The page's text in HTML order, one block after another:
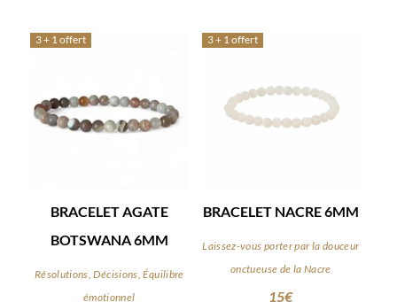
3 + 1 offert
BRACELET AGATE
BOTSWANA 6MM
Résolutions, Décisions, Équilibre
émotionnel
3 + 1 offert
BRACELET NACRE 6MM
Laissez-vous porter par la douceur
onctueuse de la Nacre
15€